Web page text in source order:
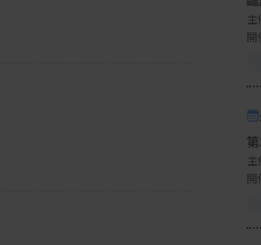
主
開
主
開